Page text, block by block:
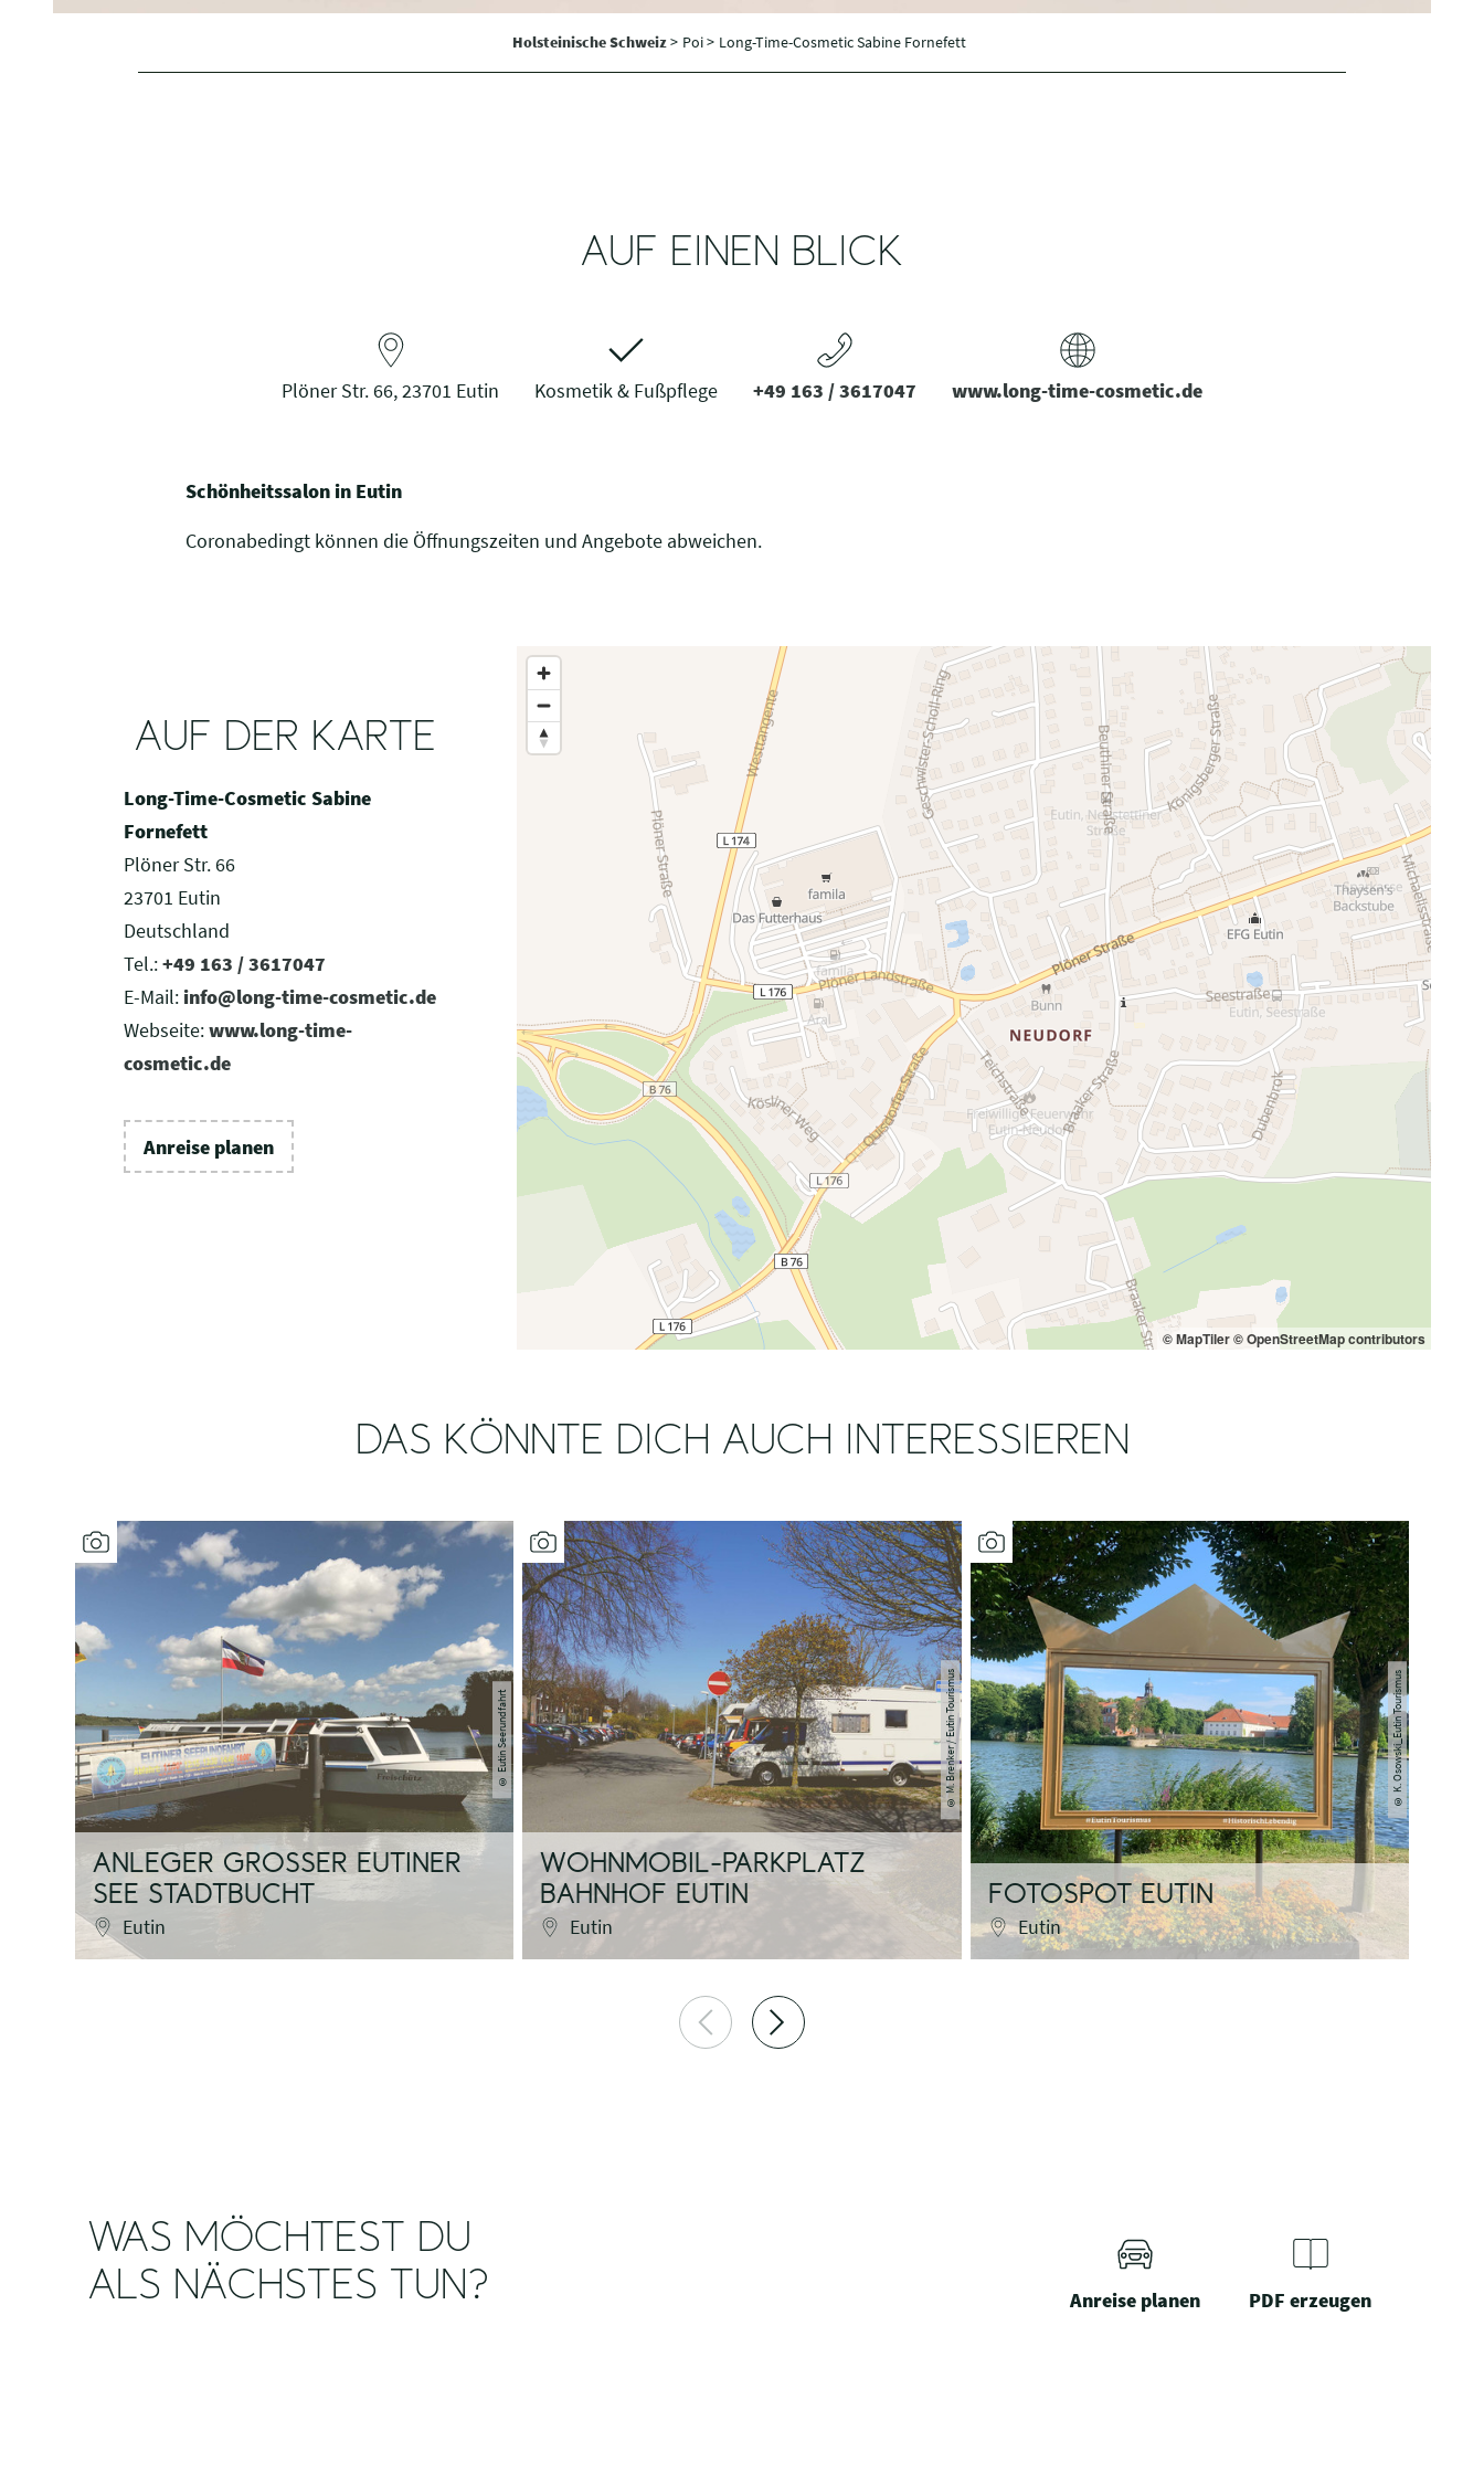
Holsteinische Schweiz> Poi > Long-Time-Cosmetic Sabine Fornefett
AUF EINEN BLICK
Plöner Str. 66, 23701 Eutin Kosmetik & Fußpflege +49 163 / 3617047 www.long-time-cosmetic.de
Schönheitssalon in Eutin
Coronabedingt können die Öffnungszeiten und Angebote abweichen.
AUF DER KARTE
Long-Time-Cosmetic Sabine
Fornefett
Plöner Str. 66
23701 Eutin
Deutschland
Tel.:+49 163 / 3617047
E-Mail: info@long-time-cosmetic.de
Webseite:www.long-time-
cosmetic.de
Anreise planen
© MapTiler© OpenStreetMap contributors
DAS KÖNNTE DICH AUCH INTERESSIEREN
ANLEGER GROSSER EUTINER S
EE STADTBUCHT
Eutin
©
Eutin Seerundfahrt
WOHNMOBIL-PARKPLATZ
BAHNHOF EUTIN
Eutin
©
M. Brenker / Eutin Tourismus
FOTOSPOT EUTIN
Eutin
©
K. Osowski_Eutin Tourismus
WAS MÖCHTEST DU
ALS NÄCHSTES TUN?
Anreise planen PDF erzeugen